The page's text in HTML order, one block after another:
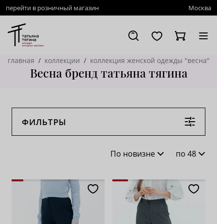
перейти в розничный магазин Москва
главная коллекции коллекция женской одежды "весна"
Весна бренд татьяна тягина
ФИЛЬТРЫ
По новизне
По популярности
По возрастанию цены
по 48
28